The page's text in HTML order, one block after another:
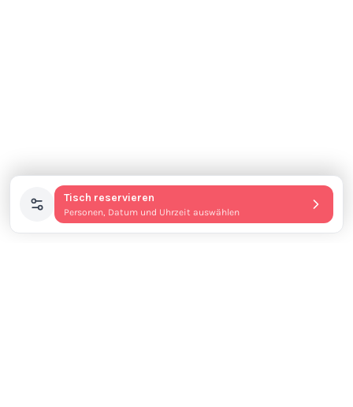
Tisch reservieren
Personen, Datum und Uhrzeit auswählen